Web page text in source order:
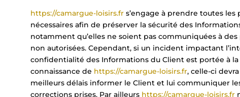
https://camargue-loisirs.fr s’engage à prendre toutes les
nécessaires afin de préserver la sécurité des
notamment qu’elles ne soient pas communiquées à des
non autorisées. Cependant, si un incident impactant
confidentialité des Informations du Client est portée à la
connaissance de https://camargue-loisirs.fr, celle-ci
meilleurs délais informer le Client et lui communiquer
corrections prises. Par ailleurs https://camargue-loisirs.fr